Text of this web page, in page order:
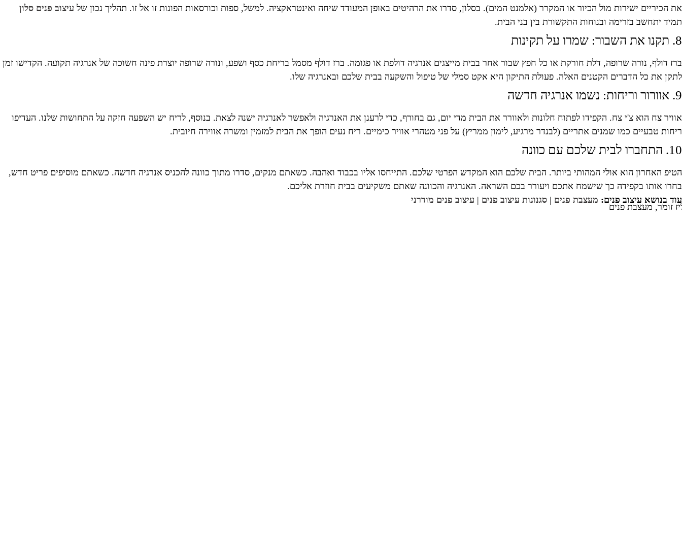
את הכיריים ישירות מול הכיור או המקרר (אלמנט המים). בסלון, סדרו את הרהיטים באופן המעודד שיחה ואינטראקציה. למשל, ספות וכורסאות הפונות זו אל זו. תהליך נכון של עיצוב פנים סלון
תמיד יתחשב בזרימה ובנוחות התקשורת בין בני הבית.
8. תקנו את השבור: שמרו על תקינות
ברז דולף, נורה שרופה, דלת חורקת או כל חפץ שבור אחר בבית מייצגים אנרגיה דולפת או פגומה. ברז דולף מסמל בריחת כסף ושפע, ונורה שרופה יוצרת פינה חשוכה של אנרגיה תקועה. הקדישו זמן
לתקן את כל הדברים הקטנים האלה. פעולת התיקון היא אקט סמלי של טיפול והשקעה בבית שלכם ובאנרגיה שלו.
9. אוורור וריחות: נשמו אנרגיה חדשה
אוויר צח הוא צ'י צח. הקפידו לפתוח חלונות ולאוורר את הבית מדי יום, גם בחורף, כדי לרענן את האנרגיה ולאפשר לאנרגיה ישנה לצאת. בנוסף, לריח יש השפעה חזקה על התחושות שלנו. העדיפו
ריחות טבעיים כמו שמנים אתריים (לבנדר מרגיע, לימון ממריץ) על פני מטהרי אוויר כימיים. ריח נעים הופך את הבית למזמין ומשרה אווירה חיובית.
10. התחברו לבית שלכם עם כוונה
הטיפ האחרון הוא אולי המהותי ביותר. הבית שלכם הוא המקדש הפרטי שלכם. התייחסו אליו בכבוד ואהבה. כשאתם מנקים, סדרו מתוך כוונה להכניס אנרגיה חדשה. כשאתם מוסיפים פריט חדש,
בחרו אותו בקפידה כך שישמח אתכם ויעורר בכם השראה. האנרגיה והכוונה שאתם משקיעים בבית חוזרת אליכם.
עוד בנושא עיצוב פנים: מעצבת פנים | סגנונות עיצוב פנים | עיצוב פנים מודרני